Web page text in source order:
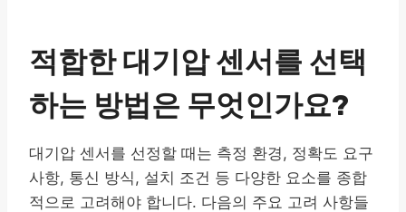
적합한 대기압 센서를 선택
하는 방법은 무엇인가요?
대기압 센서를 선정할 때는 측정 환경, 정확도 요구
사항, 통신 방식, 설치 조건 등 다양한 요소를 종합
적으로 고려해야 합니다. 다음의 주요 고려 사항들